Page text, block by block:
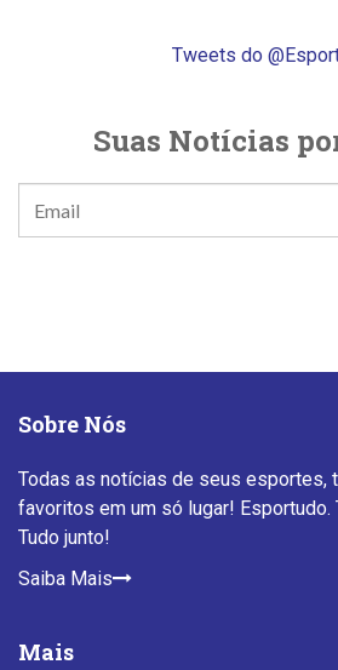
Tweets do
Suas Notícias
Sobre Nós
Todas as notícias de seus esportes,
favoritos em um só lugar!
Tudo junto!
Saiba Mais
Mais